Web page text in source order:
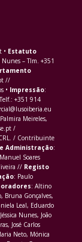
• Estatuto
– Tlm. +351
//
• Impressão:
+351 914
Meireles,
/
/ Contribuinte
Administração:
Soares
// Registo
: Paulo
: Altino
Bruna Gonçalves,
Leal, Eduardo
Nunes, João
José Carlos
Neto, Mónica